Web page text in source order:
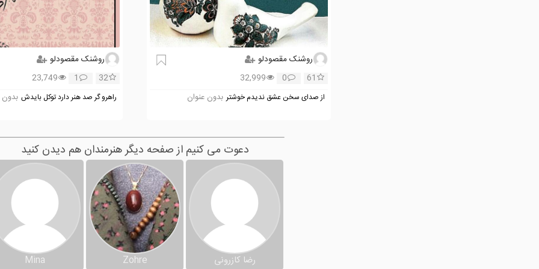
روشنک مقصودلو
61
0
32,999
از صدای سخن عشق ندیدم خوشتر بدون عنوان
روشنک مقصودلو
32
1
23,749
راهرو گر صد هنر دارد توکل بایدش بدون
دعوت می کنیم از صفحه دیگر هنرمندان هم دیدن کنید
رضا کازرونی Zohre
Mina